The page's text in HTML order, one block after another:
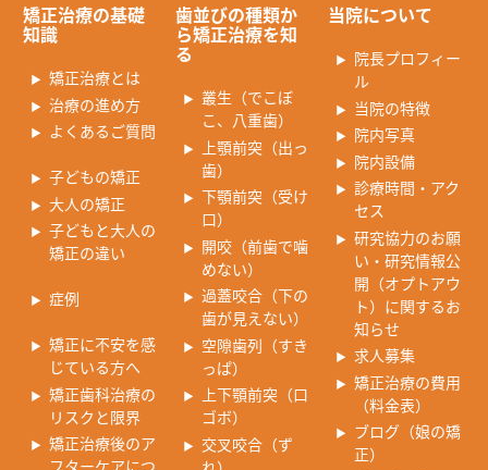
矯正治療の基礎
知識
矯正治療とは
治療の進め方
よくあるご質問
子どもの矯正
大人の矯正
子どもと大人の
矯正の違い
症例
矯正に不安を感
じている方へ
矯正歯科治療の
リスクと限界
矯正治療後のア
歯並びの種類か
ら矯正治療を知
る
叢生（でこぼ
こ、八重歯）
上顎前突（出っ
歯）
下顎前突（受け
口）
開咬（前歯で噛
めない）
過蓋咬合（下の
歯が見えない）
空隙歯列（すき
っぱ）
上下顎前突（口
ゴボ）
交叉咬合（ず
当院について
院長プロフィー
ル
当院の特徴
院内写真
院内設備
診療時間・アク
セス
研究協力のお願
い・研究情報公
開（オプトアウ
ト）に関するお
知らせ
求人募集
矯正治療の費用
（料金表）
ブログ（娘の矯
正）